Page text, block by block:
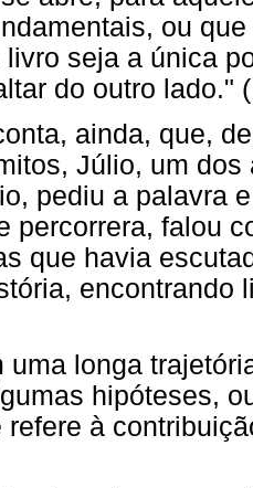
ou
seja a única
do outro lado."
ainda, que,
Júlio, um
pediu a palavra
percorrera, falou
que havia
encontrando
uma longa
hipóteses,
refere à